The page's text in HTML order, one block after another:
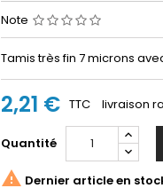
Note
Tamis très fin 7 microns
2,21 € TTC livraison
Quantité
 Dernier article en